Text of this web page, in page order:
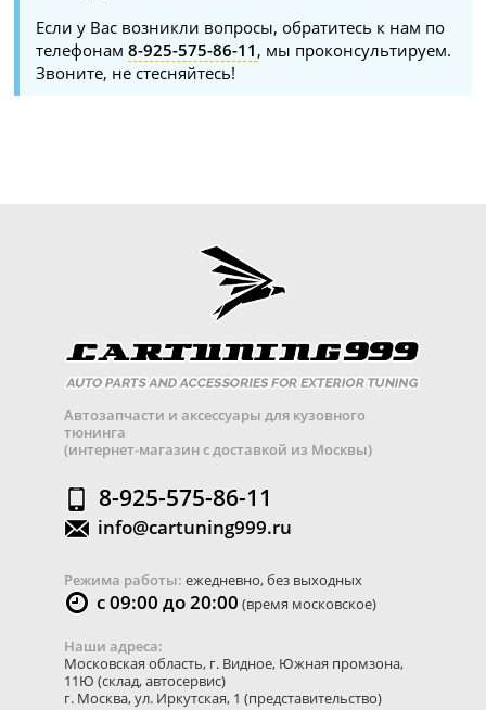
Если у Вас возникли вопросы, обратитесь к нам по
телефонам8-925-575-86-11 , мы проконсультируем.
Звоните, не стесняйтесь!
Автозапчасти и аксессуары для кузовного
тюнинга
(интернет-магазин с доставкой из Москвы)
8-925-575-86-11
info@cartuning999.ru
Режима работы: ежедневно, без выходных
с 09:00 до 20:00 (время московское)
Наши адреса:
Московская область, г. Видное, Южная промзона,
11Ю (склад, автосервис)
г. Москва,ул. Иркутская, 1 (представительство)